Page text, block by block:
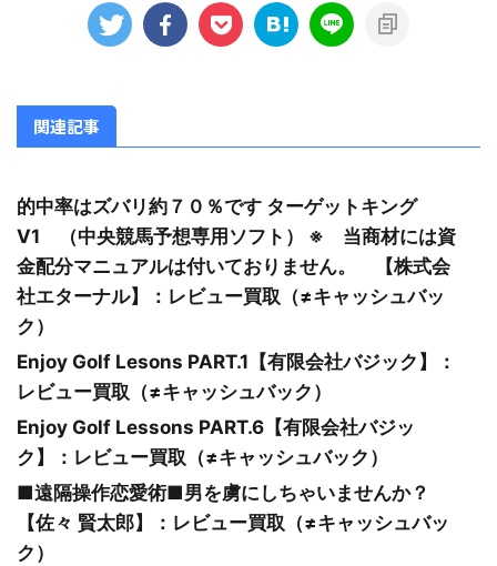
関連記事
的中率はズバリ約７０％です ターゲットキング
V1 （中央競馬予想専用ソフト） ※ 当商材には資
金配分マニュアルは付いておりません。 【株式会
社エターナル】：レビュー買取（≠キャッシュバッ
ク）
Enjoy Golf Lesons PART.1【有限会社バジック】：
レビュー買取（≠キャッシュバック）
Enjoy Golf Lessons PART.6【有限会社バジッ
ク】：レビュー買取（≠キャッシュバック）
■遠隔操作恋愛術■男を虜にしちゃいませんか？
【佐々 賢太郎】：レビュー買取（≠キャッシュバッ
ク）